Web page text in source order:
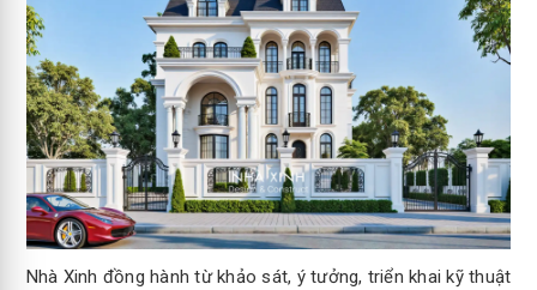
Nhà Xinh đồng hành từ khảo sát, ý tưởng, triển khai kỹ thuật